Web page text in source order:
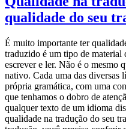
qualidade do seu
É muito importante ter
traduzido é um tipo de material
escrever e ler. Não é o mesmo
nativo. Cada uma das diversas
própria gramática, com uma
que tenhamos o dobro de
qualquer texto de um idioma
qualidade na tradução do seu